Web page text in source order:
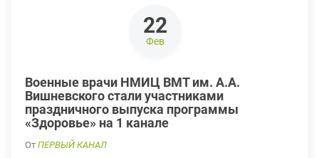
22
Фев
Военные врачи НМИЦ ВМТ им. А.А.
Вишневского стали участниками
праздничного выпуска программы
«Здоровье» на 1 канале
От ПЕРВЫЙ КАНАЛ